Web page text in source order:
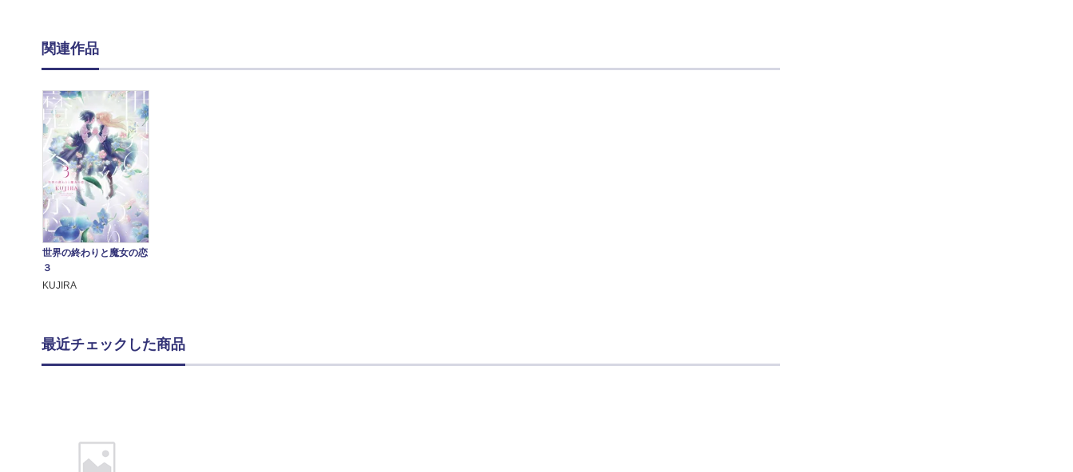
関連作品
世界の終わりと魔女の恋
３
KUJIRA
最近チェックした商品